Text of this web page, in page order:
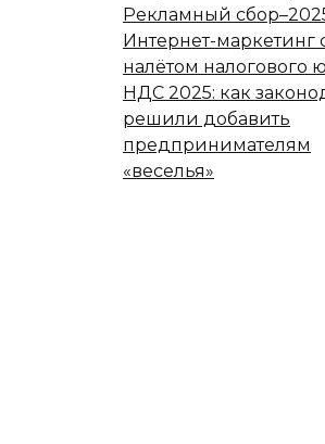
Рекламный
Интернет-маркетинг
налётом налогового
НДС 2025: как
решили добавить
предпринимателям
«веселья»